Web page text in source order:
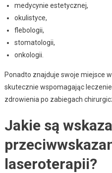
medycynie estetycznej,
okulistyce,
flebologii,
stomatologii,
onkologii.
Ponadto znajduje swoje miejsce w
skutecznie wspomagając
zdrowienia po zabiegach
Jakie są
laseroterapii?